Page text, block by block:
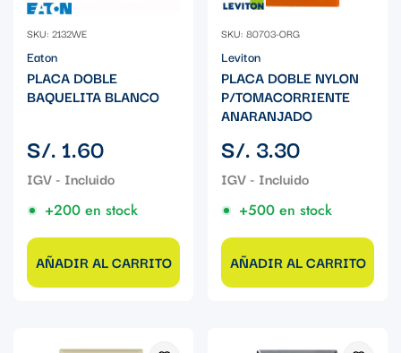
SKU: 2132WE
Eaton
PLACA DOBLE
BAQUELITA BLANCO
Precio
regular
S/. 1.60
+200 en stock
AÑADIR AL CARRITO
SKU: 80703-ORG
Leviton
PLACA DOBLE NYLON
P/TOMACORRIENTE
ANARANJADO
Precio
regular
S/. 3.30
+500 en stock
AÑADIR AL CARRITO